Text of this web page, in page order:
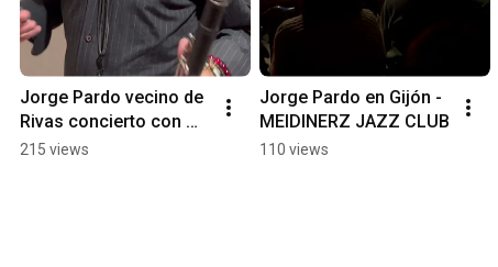
Jorge Pardo vecino de
Rivas concierto con
Guinga.
215 views
Jorge Pardo en Gijón -
MEIDINERZ JAZZ CLUB
110 views